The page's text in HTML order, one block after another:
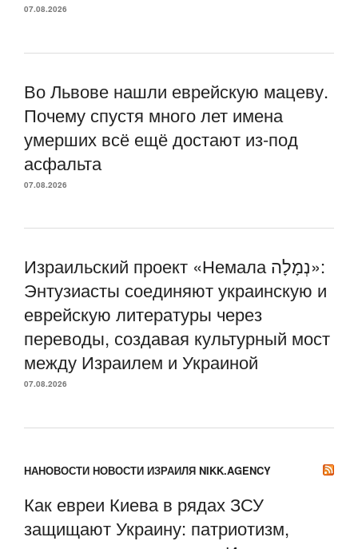
07.08.2026
Во Львове нашли еврейскую мацеву.
Почему спустя много лет имена
умерших всё ещё достают из-под
асфальта
07.08.2026
Израильский проект «Немала נְמָלָה»:
Энтузиасты соединяют украинскую и
еврейскую литературы через
переводы, создавая культурный мост
между Израилем и Украиной
07.08.2026
НАНОВОСТИ НОВОСТИ ИЗРАИЛЯ NIKK.AGENCY
Как евреи Киева в рядах ЗСУ
защищают Украину: патриотизм,